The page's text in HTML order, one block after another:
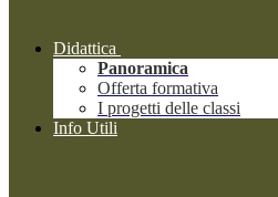
Didattica
Panoramica
Offerta formativa
I progetti delle classi
Info Utili